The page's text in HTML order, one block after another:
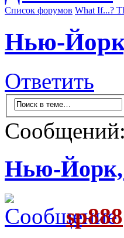
Список форумов What If...?
Нью-
Ответить
Нью-Йорк,
sp888